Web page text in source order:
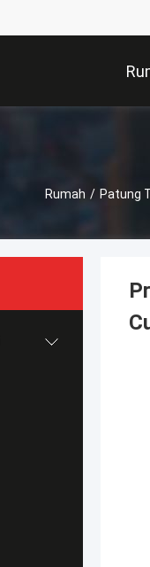
Rumah / Patung